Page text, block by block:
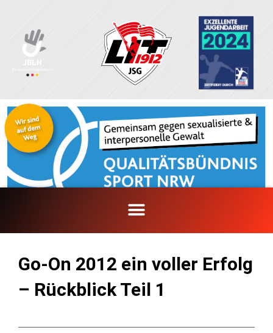
springen
Go-On 2012 ein voller Erfolg
– Rückblick Teil 1